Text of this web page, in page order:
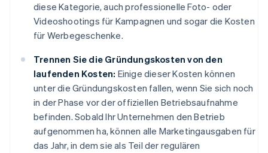
diese Kategorie, auch professionelle Foto- oder
Videoshootings für Kampagnen und sogar die Kosten
für Werbegeschenke.
Trennen Sie die Gründungskosten von den
laufenden Kosten: Einige dieser Kosten können
unter die Gründungskosten fallen, wenn Sie sich noch
in der Phase vor der offiziellen Betriebsaufnahme
befinden. Sobald Ihr Unternehmen den Betrieb
aufgenommen ha, können alle Marketingausgaben für
das Jahr, in dem sie als Teil der regulären